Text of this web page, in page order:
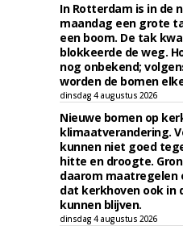
In Rotterdam is in de
maandag een grote
een boom. De tak
blokkeerde de weg.
nog onbekend;
worden de bomen
dinsdag 4 augustus 2026
Nieuwe bomen op
klimaatverandering.
kunnen niet goed
hitte en droogte.
daarom maatregelen
dat kerkhoven ook in
kunnen blijven.
dinsdag 4 augustus 2026